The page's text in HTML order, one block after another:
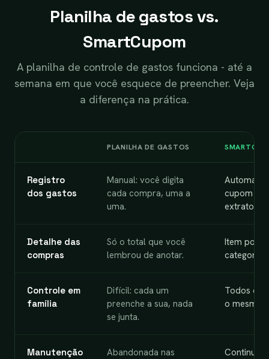
Planilha de gastos vs.
SmartCupom
A planilha de controle de gastos funciona - até a
semana em que você esquece de preencher. Veja
a diferença na prática.
PLANILHA DE GASTOS
Registro
dos gastos
Manual: você digita
cada compra, uma a
uma.
cupom ou
extrato.
Detalhe das
compras
Só o total que você
lembrou de anotar.
Item por
categoria.
Controle em
família
Difícil: cada um
preenche a sua, nada
se junta.
Todos
o mesmo
Manutenção
Abandonada nas
Continua